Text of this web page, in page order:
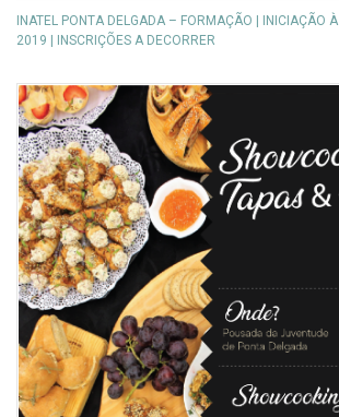
INATEL PONTA DELGADA – FORMAÇÃO | INICIAÇÃO
2019 | INSCRIÇÕES A DECORRER